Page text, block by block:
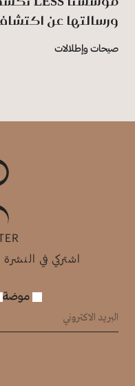
ورسالتها عن
صيحات وإطلالات
اشتركي في
موضة